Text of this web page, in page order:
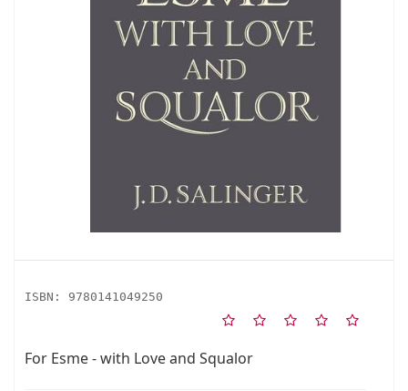
ISBN: 9780141049250
For Esme - with Love and Squalor